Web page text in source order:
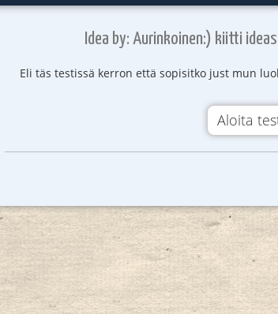
Idea by: Aurinkoinen:) kiitti
Eli täs testissä kerron että sopisitko just mun
Aloita